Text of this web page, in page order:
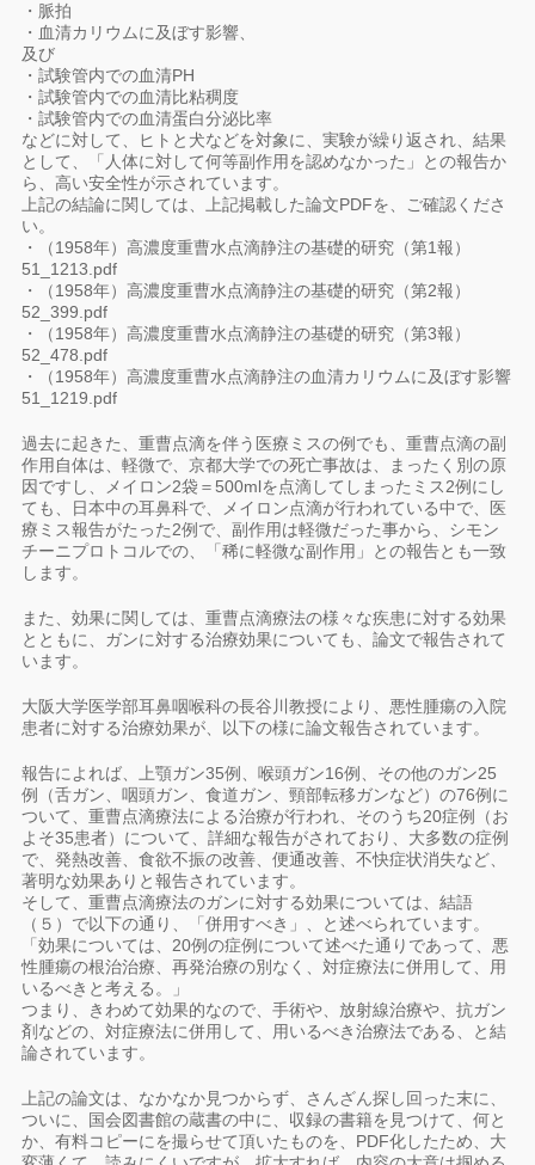
・脈拍
・血清カリウムに及ぼす影響、
及び
・試験管内での血清PH
・試験管内での血清比粘稠度
・試験管内での血清蛋白分泌比率
などに対して、ヒトと犬などを対象に、実験が繰り返され、結果
として、「人体に対して何等副作用を認めなかった」との報告か
ら、高い安全性が示されています。
上記の結論に関しては、上記掲載した論文PDFを、ご確認くださ
い。
・（1958年）高濃度重曹水点滴静注の基礎的研究（第1報）
51_1213.pdf
・（1958年）高濃度重曹水点滴静注の基礎的研究（第2報）
52_399.pdf
・（1958年）高濃度重曹水点滴静注の基礎的研究（第3報）
52_478.pdf
・（1958年）高濃度重曹水点滴静注の血清カリウムに及ぼす影響
51_1219.pdf
過去に起きた、重曹点滴を伴う医療ミスの例でも、重曹点滴の副
作用自体は、軽微で、京都大学での死亡事故は、まったく別の原
因ですし、メイロン2袋＝500mlを点滴してしまったミス2例にし
ても、日本中の耳鼻科で、メイロン点滴が行われている中で、医
療ミス報告がたった2例で、副作用は軽微だった事から、シモン
チーニプロトコルでの、「稀に軽微な副作用」との報告とも一致
します。
また、効果に関しては、重曹点滴療法の様々な疾患に対する効果
とともに、ガンに対する治療効果についても、論文で報告されて
います。
大阪大学医学部耳鼻咽喉科の長谷川教授により、悪性腫瘍の入院
患者に対する治療効果が、以下の様に論文報告されています。
報告によれば、上顎ガン35例、喉頭ガン16例、その他のガン25
例（舌ガン、咽頭ガン、食道ガン、頸部転移ガンなど）の76例に
ついて、重曹点滴療法による治療が行われ、そのうち20症例（お
よそ35患者）について、詳細な報告がされており、大多数の症例
で、発熱改善、食欲不振の改善、便通改善、不快症状消失など、
著明な効果ありと報告されています。
そして、重曹点滴療法のガンに対する効果については、結語
（５）で以下の通り、「併用すべき」、と述べられています。
「効果については、20例の症例について述べた通りであって、悪
性腫瘍の根治治療、再発治療の別なく、対症療法に併用して、用
いるべきと考える。」
つまり、きわめて効果的なので、手術や、放射線治療や、抗ガン
剤などの、対症療法に併用して、用いるべき治療法である、と結
論されています。
上記の論文は、なかなか見つからず、さんざん探し回った末に、
ついに、国会図書館の蔵書の中に、収録の書籍を見つけて、何と
か、有料コピーにを撮らせて頂いたものを、PDF化したため、大